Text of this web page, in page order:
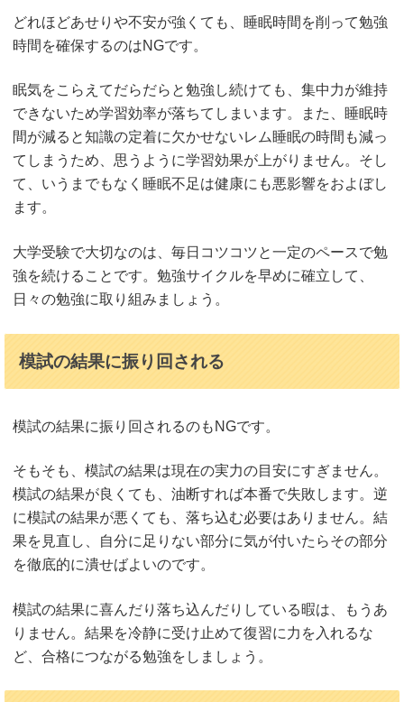
どれほどあせりや不安が強くても、睡眠時間を削って勉強
時間を確保するのはNGです。
眠気をこらえてだらだらと勉強し続けても、集中力が維持
できないため学習効率が落ちてしまいます。また、睡眠時
間が減ると知識の定着に欠かせないレム睡眠の時間も減っ
てしまうため、思うように学習効果が上がりません。そし
て、いうまでもなく睡眠不足は健康にも悪影響をおよぼし
ます。
大学受験で大切なのは、毎日コツコツと一定のペースで勉
強を続けることです。勉強サイクルを早めに確立して、
日々の勉強に取り組みましょう。
模試の結果に振り回される
模試の結果に振り回されるのもNGです。
そもそも、模試の結果は現在の実力の目安にすぎません。
模試の結果が良くても、油断すれば本番で失敗します。逆
に模試の結果が悪くても、落ち込む必要はありません。結
果を見直し、自分に足りない部分に気が付いたらその部分
を徹底的に潰せばよいのです。
模試の結果に喜んだり落ち込んだりしている暇は、もうあ
りません。結果を冷静に受け止めて復習に力を入れるな
ど、合格につながる勉強をしましょう。